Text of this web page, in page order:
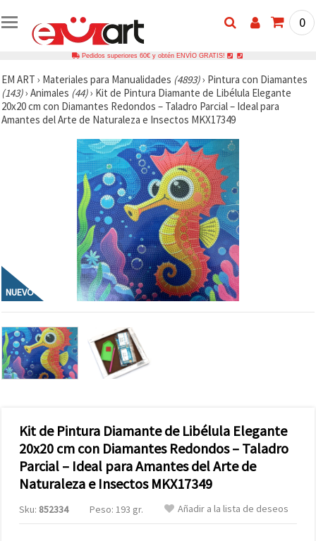
0
Pedidos superiores 60€ y obtén ENVÍO GRATIS!
EM ART › Materiales para Manualidades (4893)› Pintura con Diamantes
(143)› Animales (44)› Kit de Pintura Diamante de Libélula Elegante
20x20 cm con Diamantes Redondos – Taladro Parcial – Ideal para
Amantes del Arte de Naturaleza e Insectos MKX17349
NUEVO
Kit de Pintura Diamante de Libélula Elegante
20x20 cm con Diamantes Redondos – Taladro
Parcial – Ideal para Amantes del Arte de
Naturaleza e Insectos MKX17349
Sku: 852334 Peso: 193 gr. Añadir a la lista de deseos